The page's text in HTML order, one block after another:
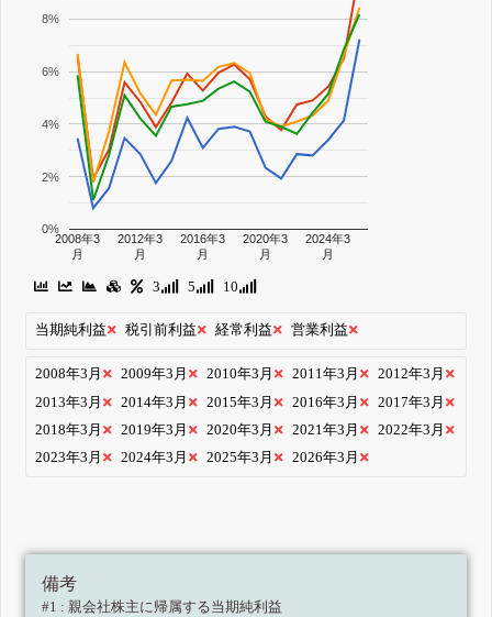
2008年3
月
2012年3
月
2016年3
月
2020年3
月
2024年3
月
0%
2%
4%
6%
8%
3 5 10
当期純利益 税引前利益 経常利益 営業利益
2008年3月 2009年3月 2010年3月 2011年3月
2012年3月
2013年3月
2014年3月 2015年3月 2016年3月
2017年3月
2018年3月
2019年3月 2020年3月 2021年3月
2022年3月
2023年3月
2024年3月 2025年3月 2026年3月
備考
#1 : 親会社株主に帰属する当期純利益